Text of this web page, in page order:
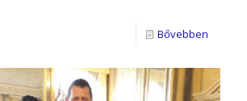
Bővebben